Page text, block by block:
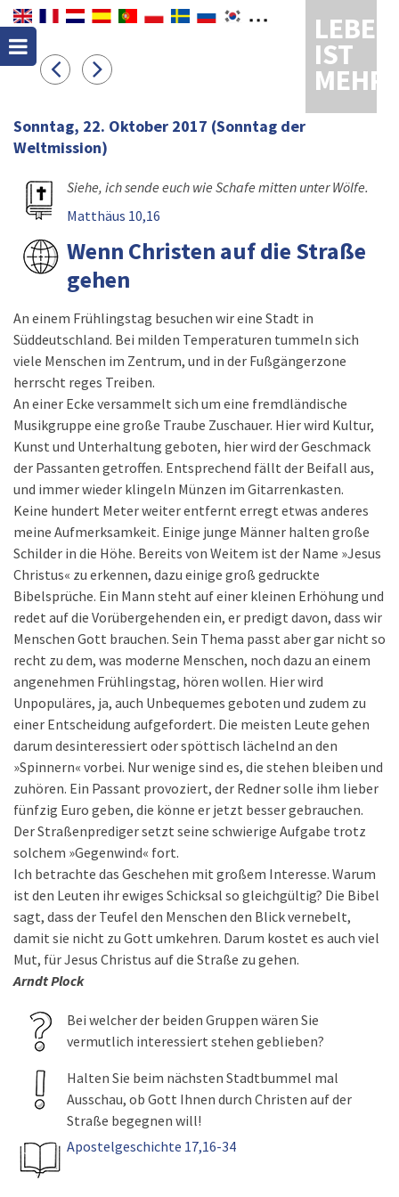
LEBEN
IST
MEHR
Sonntag, 22. Oktober 2017 (Sonntag der
Weltmission)
Siehe, ich sende euch wie Schafe mitten unter Wölfe.
Matthäus 10,16
Wenn Christen auf die Straße
gehen
An einem Frühlingstag besuchen wir eine Stadt in
Süddeutschland. Bei milden Temperaturen tummeln sich
viele Menschen im Zentrum, und in der Fußgängerzone
herrscht reges Treiben.
An einer Ecke versammelt sich um eine fremdländische
Musikgruppe eine große Traube Zuschauer. Hier wird Kultur,
Kunst und Unterhaltung geboten, hier wird der Geschmack
der Passanten getroffen. Entsprechend fällt der Beifall aus,
und immer wieder klingeln Münzen im Gitarrenkasten.
Keine hundert Meter weiter entfernt erregt etwas anderes
meine Aufmerksamkeit. Einige junge Männer halten große
Schilder in die Höhe. Bereits von Weitem ist der Name »Jesus
Christus« zu erkennen, dazu einige groß gedruckte
Bibelsprüche. Ein Mann steht auf einer kleinen Erhöhung und
redet auf die Vorübergehenden ein, er predigt davon, dass wir
Menschen Gott brauchen. Sein Thema passt aber gar nicht so
recht zu dem, was moderne Menschen, noch dazu an einem
angenehmen Frühlingstag, hören wollen. Hier wird
Unpopuläres, ja, auch Unbequemes geboten und zudem zu
einer Entscheidung aufgefordert. Die meisten Leute gehen
darum desinteressiert oder spöttisch lächelnd an den
»Spinnern« vorbei. Nur wenige sind es, die stehen bleiben und
zuhören. Ein Passant provoziert, der Redner solle ihm lieber
fünfzig Euro geben, die könne er jetzt besser gebrauchen.
Der Straßenprediger setzt seine schwierige Aufgabe trotz
solchem »Gegenwind« fort.
Ich betrachte das Geschehen mit großem Interesse. Warum
ist den Leuten ihr ewiges Schicksal so gleichgültig? Die Bibel
sagt, dass der Teufel den Menschen den Blick vernebelt,
damit sie nicht zu Gott umkehren. Darum kostet es auch viel
Mut, für Jesus Christus auf die Straße zu gehen.
Arndt Plock
Bei welcher der beiden Gruppen wären Sie
vermutlich interessiert stehen geblieben?
Halten Sie beim nächsten Stadtbummel mal
Ausschau, ob Gott Ihnen durch Christen auf der
Straße begegnen will!
Apostelgeschichte 17,16-34